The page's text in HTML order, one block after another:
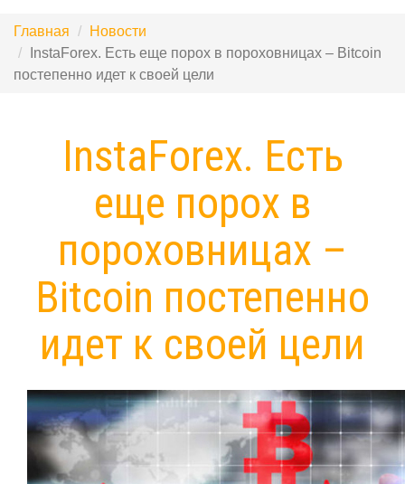
Главная
Новости
InstaForex. Есть еще порох в пороховницах – Bitcoin
постепенно идет к своей цели
InstaForex. Есть
еще порох в
пороховницах –
Bitcoin постепенно
идет к своей цели